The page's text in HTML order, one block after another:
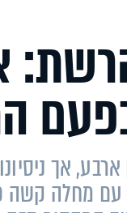
ארבע, אך
עם מחלה קשה